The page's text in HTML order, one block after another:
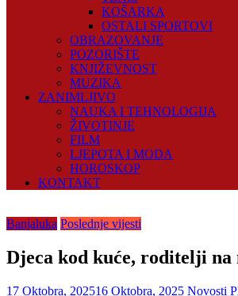
KOŠARKA
OSTALI SPORTOVI
OBRAZOVANJE
POZORIŠTE
KNJIŽEVNOST
MUZIKA
ZANIMLJIVO
NAUKA I TEHNOLOGIJA
ŽIVOTINJE
FILM
LJEPOTA I MODA
HOROSKOP
KONTAKT
Banjaluka Poslednje vijesti
Djeca kod kuće, roditelji
17 Oktobra, 202516 Oktobra, 2025 Novosti